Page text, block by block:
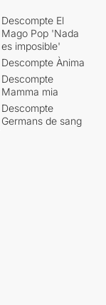
Descompte El
Mago Pop 'Nada
es imposible'
Descompte Ànima
Descompte
Mamma mia
Descompte
Germans de sang